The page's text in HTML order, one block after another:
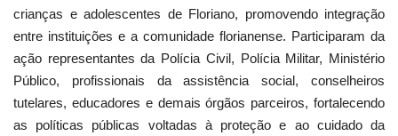
crianças e adolescentes de Floriano, promovendo integração
entre instituições e a comunidade florianense. Participaram da
ação representantes da Polícia Civil, Polícia Militar, Ministério
Público, profissionais da assistência social, conselheiros
tutelares, educadores e demais órgãos parceiros, fortalecendo
as políticas públicas voltadas à proteção e ao cuidado da